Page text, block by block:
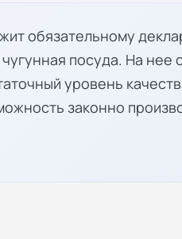
обязательному
посуда. На нее
уровень
законно